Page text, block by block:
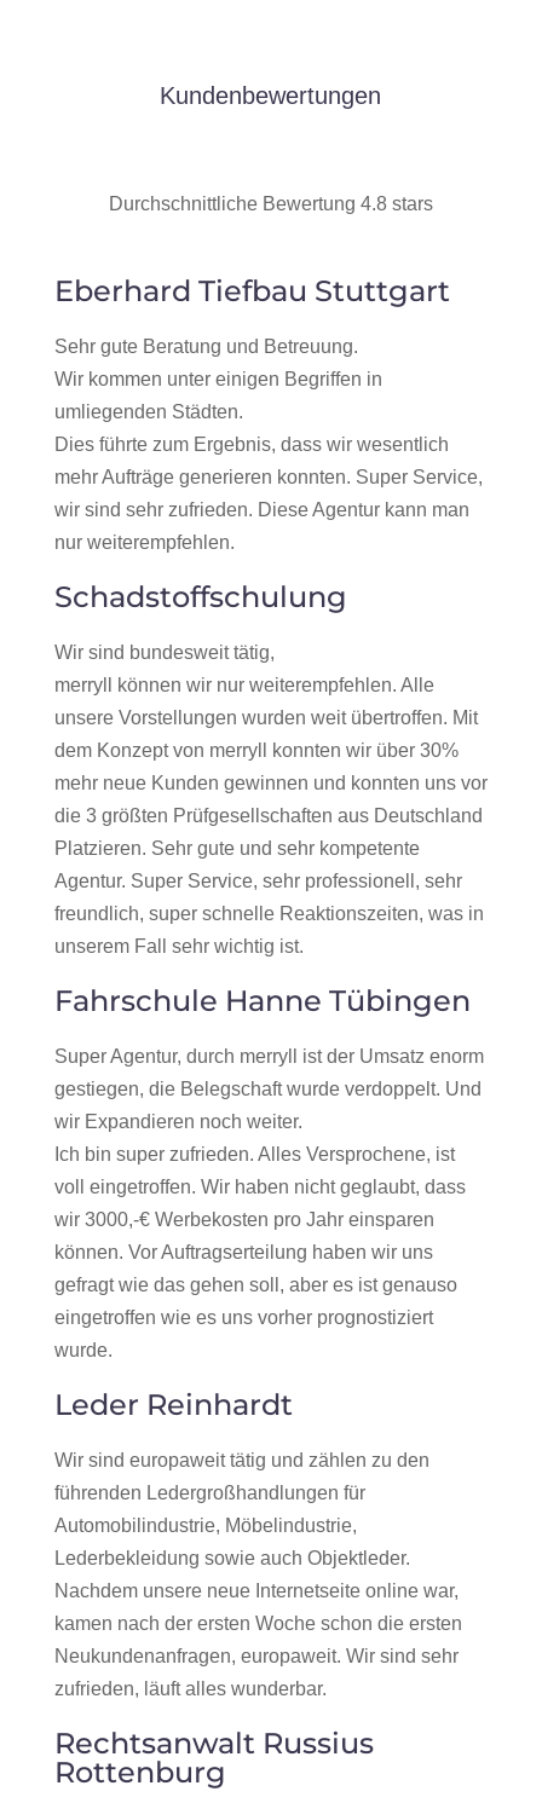
Kundenbewertungen
Durchschnittliche Bewertung 4.8 stars
Eberhard Tiefbau Stuttgart
Sehr gute Beratung und Betreuung.
Wir kommen unter einigen Begriffen in
umliegenden Städten.
Dies führte zum Ergebnis, dass wir wesentlich
mehr Aufträge generieren konnten. Super Service,
wir sind sehr zufrieden. Diese Agentur kann man
nur weiterempfehlen.
Schadstoffschulung
Wir sind bundesweit tätig,
merryll können wir nur weiterempfehlen. Alle
unsere Vorstellungen wurden weit übertroffen. Mit
dem Konzept von merryll konnten wir über 30%
mehr neue Kunden gewinnen und konnten uns vor
die 3 größten Prüfgesellschaften aus Deutschland
Platzieren. Sehr gute und sehr kompetente
Agentur. Super Service, sehr professionell, sehr
freundlich, super schnelle Reaktionszeiten, was in
unserem Fall sehr wichtig ist.
Fahrschule Hanne Tübingen
Super Agentur, durch merryll ist der Umsatz enorm
gestiegen, die Belegschaft wurde verdoppelt. Und
wir Expandieren noch weiter.
Ich bin super zufrieden. Alles Versprochene, ist
voll eingetroffen. Wir haben nicht geglaubt, dass
wir 3000,-€ Werbekosten pro Jahr einsparen
können. Vor Auftragserteilung haben wir uns
gefragt wie das gehen soll, aber es ist genauso
eingetroffen wie es uns vorher prognostiziert
wurde.
Leder Reinhardt
Wir sind europaweit tätig und zählen zu den
führenden Ledergroßhandlungen für
Automobilindustrie, Möbelindustrie,
Lederbekleidung sowie auch Objektleder.
Nachdem unsere neue Internetseite online war,
kamen nach der ersten Woche schon die ersten
Neukundenanfragen, europaweit. Wir sind sehr
zufrieden, läuft alles wunderbar.
Rechtsanwalt Russius
Rottenburg